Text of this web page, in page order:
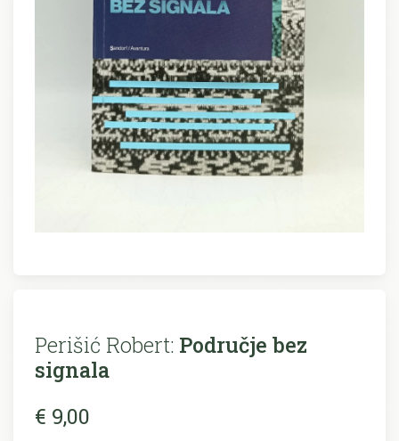
Perišić Robert: Područje bez
signala
€ 9,00